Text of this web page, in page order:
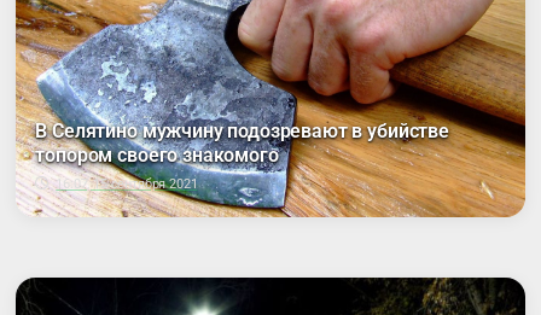
В Селятино мужчину подозревают в убийстве
топором своего знакомого
16:07, 15 сентября 2021